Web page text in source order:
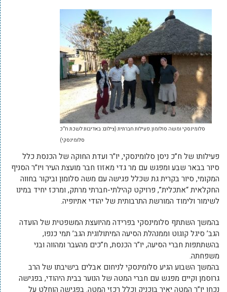
סלומינסקי ומשה סולומון.פעילות חברתית (צילום: באדיבות לשכת ח”כ
סלומינסקי)
פעילותו של ח”כ ניסן סלומינסקי, יו”ר ועדת החוקה של הכנסת כלל
סיור בבאר שבע ומפגש עם מר גדי מאזוז חבר מועצת העיר ויו”ר הסניף
המקומי, סיור בקרית גת שכלל פגישה עם משה סלומון וביקור בחווה
החקלאית “אתכלית”, פרויקט קהילתי-חברתי מרתק, ומרכז יחיד במינו
לשימור ולימוד המורשת התרבותית של יהודי אתיופיה.
בהמשך השתתף סלומינסקי בפרידה מהיועצת המשפטית של הועדה
הגב’ סיגל קוגוט וממנהלת הסיעה המיתולוגית הגב’ תמי כנפו,
בהשתתפות חברי הסיעה, יו”ר הכנסת, ח”כים מהעבר ומהווה ובני
משפחתה.
בהמשך השבוע הגיע סלומינסקי לניחום אבלים בישיבתו של הרב
גרוסמן וקיים מפגש עם חברי המטה של הנוער בבית היהודי, בפגישה
נכחו יו”ר המטה יאיר בוכניק וכלל רכזי המטה. בפגישה הוחלט על